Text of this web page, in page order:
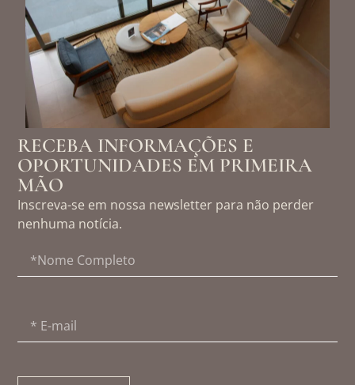
RECEBA INFORMAÇÕES E
OPORTUNIDADES EM PRIMEIRA
MÃO
Inscreva-se em nossa newsletter para não perder
nenhuma notícia.